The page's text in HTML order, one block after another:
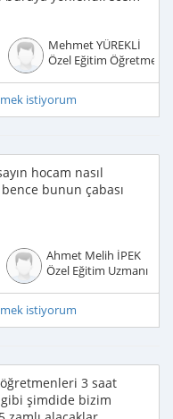
Mehmet YÜREKLİ
Özel Eğitim Öğretmeni
istiyorum
hocam nasıl
bunun çabası
Ahmet Melih İPEK
Özel Eğitim Uzmanı
istiyorum
3 saat
gibi şimdide bizim